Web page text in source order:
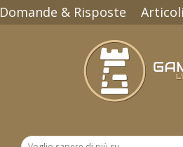
Domande & Risposte Articoli